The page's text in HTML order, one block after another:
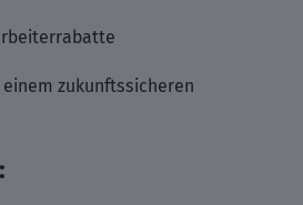
zukunftssicheren